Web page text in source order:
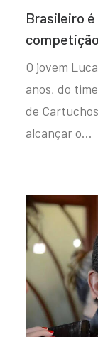
Brasileiro
O jovem
anos, do
de
alcançar o…